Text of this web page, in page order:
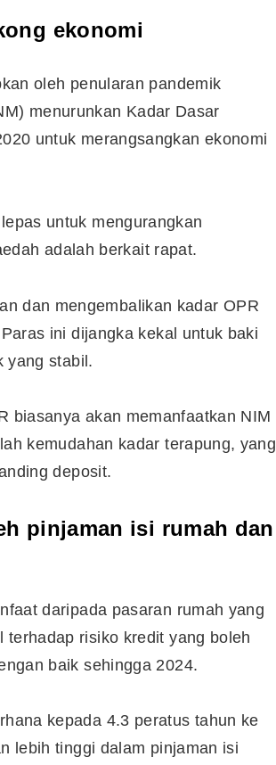
ekonomi
oleh penularan pandemik
menurunkan Kadar Dasar
untuk merangsangkan ekonomi
untuk mengurangkan
adalah berkait rapat.
dan mengembalikan kadar OPR
ini dijangka kekal untuk baki
yang stabil.
biasanya akan memanfaatkan NIM
kemudahan kadar terapung, yang
deposit.
pinjaman isi rumah dan
daripada pasaran rumah yang
terhadap risiko kredit yang boleh
baik sehingga 2024.
kepada 4.3 peratus tahun ke
lebih tinggi dalam pinjaman isi
Tertinggi Di Bursa Malaysia
(2018)